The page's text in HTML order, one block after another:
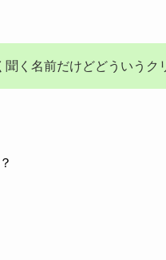
聞く名前だけどどういう